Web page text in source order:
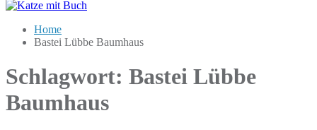
Home
Bastei Lübbe Baumhaus
Schlagwort: Bastei Lübbe
Baumhaus